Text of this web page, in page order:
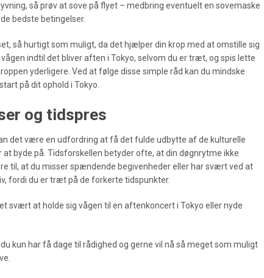
så prøv at sove på flyet – medbring eventuelt en sovemaske
bedste betingelser.
så hurtigt som muligt, da det hjælper din krop med at omstille sig
indtil det bliver aften i Tokyo, selvom du er træt, og spis lette
yderligere. Ved at følge disse simple råd kan du mindske
på dit ophold i Tokyo.
og tidspres
det være en udfordring at få det fulde udbytte af de kulturelle
byde på. Tidsforskellen betyder ofte, at din døgnrytme ikke
til, at du misser spændende begivenheder eller har svært ved at
fordi du er træt på de forkerte tidspunkter.
svært at holde sig vågen til en aftenkoncert i Tokyo eller nyde
kun har få dage til rådighed og gerne vil nå så meget som muligt